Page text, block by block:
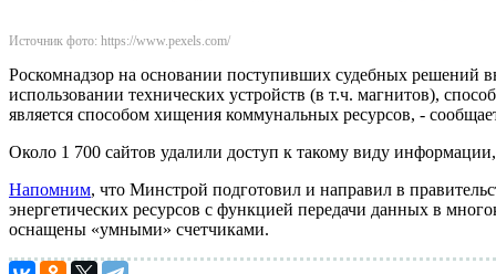
Источник фото: https://www.pexels.com/
Роскомнадзор на основании поступивших судебных решений
использовании технических устройств (в т.ч. магнитов),
является способом хищения коммунальных ресурсов, -
Около 1 700 сайтов удалили доступ к такому виду
Напомним, что Минстрой подготовил и направил в
энергетических ресурсов с функцией передачи данных в
оснащены «умными» счетчиками.